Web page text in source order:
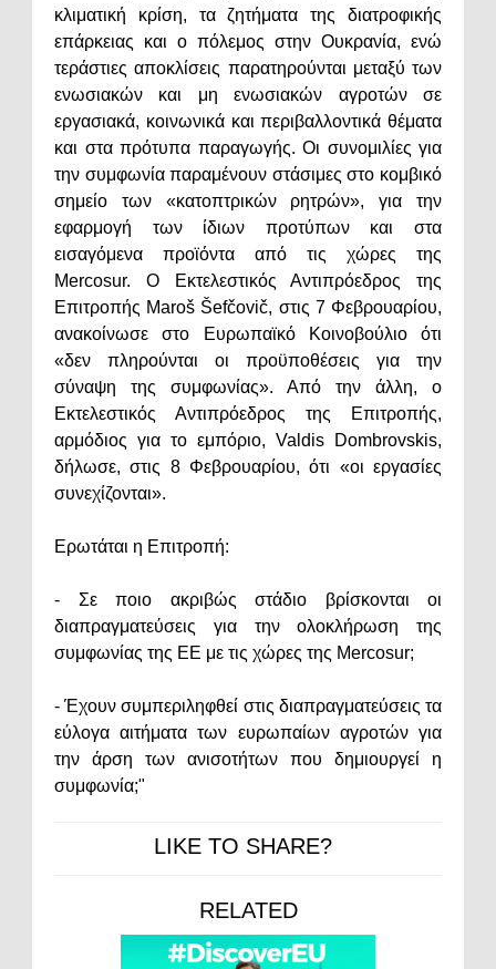
κλιματική κρίση, τα ζητήματα της διατροφικής
επάρκειας και ο πόλεμος στην Ουκρανία, ενώ
τεράστιες αποκλίσεις παρατηρούνται μεταξύ των
ενωσιακών και μη ενωσιακών αγροτών σε
εργασιακά, κοινωνικά και περιβαλλοντικά θέματα
και στα πρότυπα παραγωγής. Οι συνομιλίες για
την συμφωνία παραμένουν στάσιμες στο κομβικό
σημείο των «κατοπτρικών ρητρών», για την
εφαρμογή των ίδιων προτύπων και στα
εισαγόμενα προϊόντα από τις χώρες της
Mercosur. Ο Εκτελεστικός Αντιπρόεδρος της
Επιτροπής Maroš Šefčovič, στις 7 Φεβρουαρίου,
ανακοίνωσε στο Ευρωπαϊκό Κοινοβούλιο ότι
«δεν πληρούνται οι προϋποθέσεις για την
σύναψη της συμφωνίας». Από την άλλη, ο
Εκτελεστικός Αντιπρόεδρος της Επιτροπής,
αρμόδιος για το εμπόριο, Valdis Dombrovskis,
δήλωσε, στις 8 Φεβρουαρίου, ότι «οι εργασίες
συνεχίζονται».
Ερωτάται η Επιτροπή:
- Σε ποιο ακριβώς στάδιο βρίσκονται οι
διαπραγματεύσεις για την ολοκλήρωση της
συμφωνίας της ΕΕ με τις χώρες της Mercosur;
- Έχουν συμπεριληφθεί στις διαπραγματεύσεις τα
εύλογα αιτήματα των ευρωπαίων αγροτών για
την άρση των ανισοτήτων που δημιουργεί η
συμφωνία;"
LIKE TO SHARE?
RELATED